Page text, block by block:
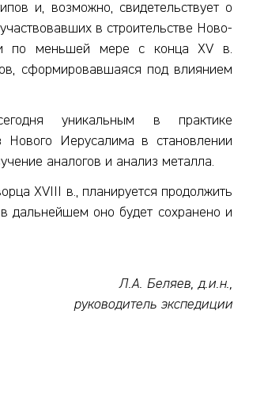
и, возможно, свидетельствует о
в строительстве Ново-
по меньшей мере с конца XV в.
сформировавшаяся под влиянием
уникальным в практике
Нового Иерусалима в становлении
аналогов и анализ металла.
XVIII в., планируется продолжить
дальнейшем оно будет сохранено и
Л.А. Беляев, д.и.н.,
руководитель экспедиции